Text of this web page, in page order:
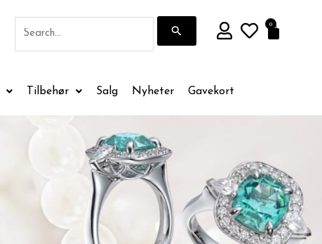
0
Tilbehør Salg Nyheter Gavekort